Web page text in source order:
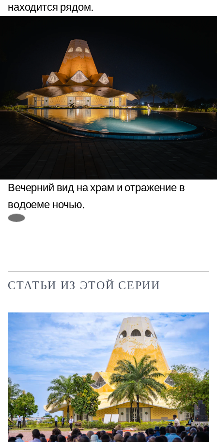
находится рядом.
Вечерний вид на храм и отражение в
водоеме ночью.
СТАТЬИ ИЗ ЭТОЙ СЕРИИ